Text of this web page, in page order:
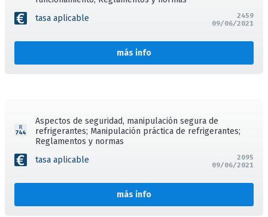
tasa aplicable
más info
2459
09/06/2021
Aspectos de seguridad, manipulación segura de
refrigerantes; Manipulación práctica de refrigerantes;
Reglamentos y normas
tasa aplicable
más info
2095
09/06/2021